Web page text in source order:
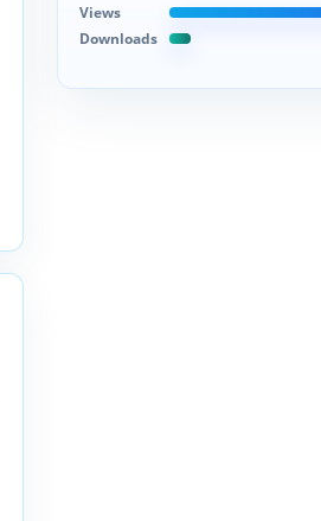
Views
Downloads